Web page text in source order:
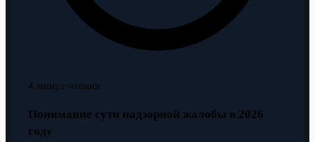
4 минут чтения
Понимание сути надзорной жалобы в 2026
году